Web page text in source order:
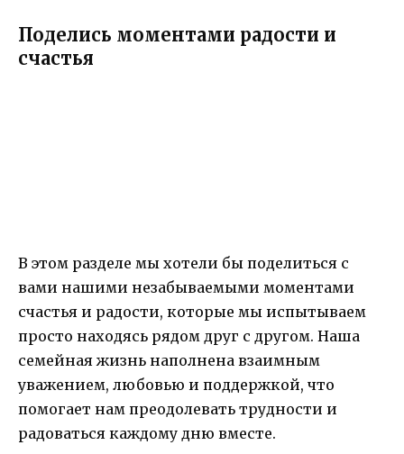
Поделись моментами радости и
счастья
В этом разделе мы хотели бы поделиться с
вами нашими незабываемыми моментами
счастья и радости, которые мы испытываем
просто находясь рядом друг с другом. Наша
семейная жизнь наполнена взаимным
уважением, любовью и поддержкой, что
помогает нам преодолевать трудности и
радоваться каждому дню вместе.